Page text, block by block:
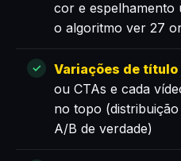
cor e
o algoritmo ver 27
Variações de título
ou CTAs e cada
no topo
A/B de verdade)